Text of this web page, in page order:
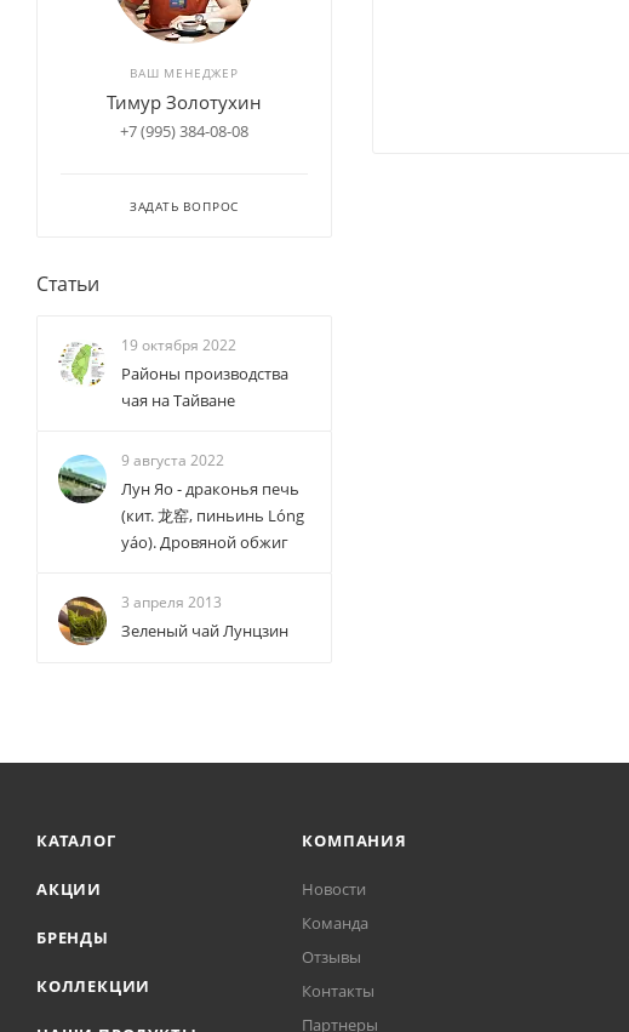
ВАШ МЕНЕДЖЕР
Тимур Золотухин
+7 (995) 384-08-08
ЗАДАТЬ ВОПРОС
Статьи
19 октября 2022
Районы производства
чая на Тайване
9 августа 2022
Лун Яо - драконья печь
(кит. 龙窑, пиньинь Lóng
yáo). Дровяной обжиг
3 апреля 2013
Зеленый чай Лунцзин
КАТАЛОГ
АКЦИИ
БРЕНДЫ
КОЛЛЕКЦИИ
КОМПАНИЯ
Новости
Команда
Отзывы
Контакты
Партнеры